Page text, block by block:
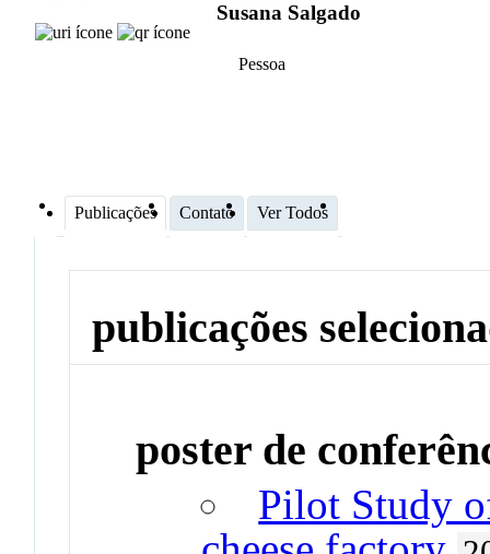
Susana Salgado
Pessoa
Publicações Contato Ver Todos
publicações
poster de
Pilot Study